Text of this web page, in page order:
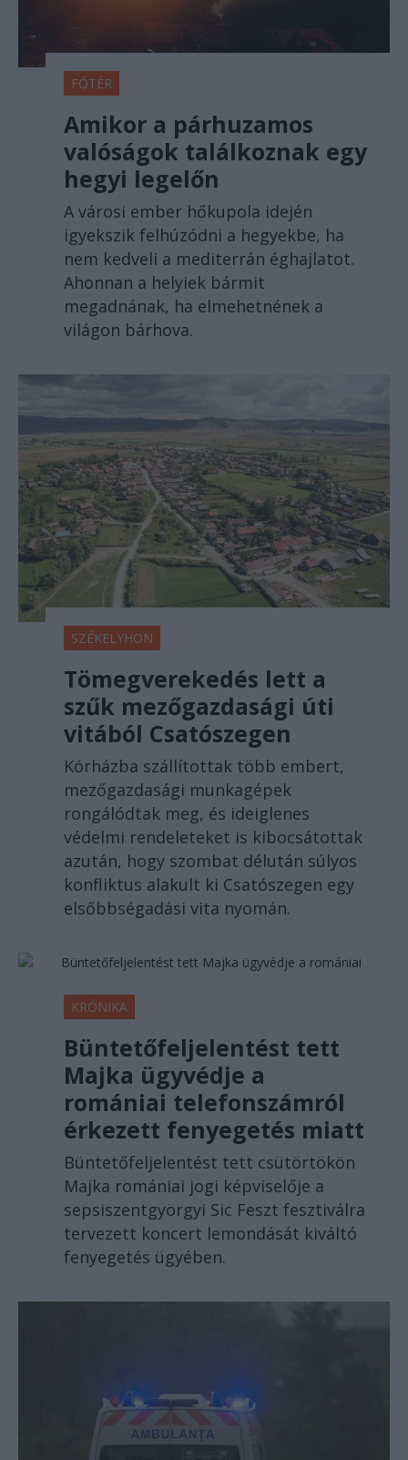
FŐTÉR
Amikor a párhuzamos
valóságok találkoznak egy
hegyi legelőn
A városi ember hőkupola idején
igyekszik felhúzódni a hegyekbe, ha
nem kedveli a mediterrán éghajlatot.
Ahonnan a helyiek bármit
megadnának, ha elmehetnének a
világon bárhova.
SZÉKELYHON
Tömegverekedés lett a
szűk mezőgazdasági úti
vitából Csatószegen
Kórházba szállítottak több embert,
mezőgazdasági munkagépek
rongálódtak meg, és ideiglenes
védelmi rendeleteket is kibocsátottak
azután, hogy szombat délután súlyos
konfliktus alakult ki Csatószegen egy
elsőbbségadási vita nyomán.
KRÓNIKA
Büntetőfeljelentést tett
Majka ügyvédje a
romániai telefonszámról
érkezett fenyegetés miatt
Büntetőfeljelentést tett csütörtökön
Majka romániai jogi képviselője a
sepsiszentgyörgyi Sic Feszt fesztiválra
tervezett koncert lemondását kiváltó
fenyegetés ügyében.